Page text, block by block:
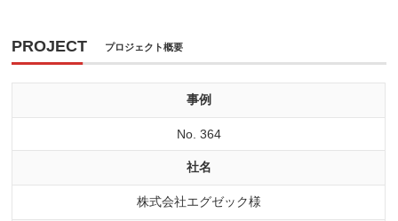
PROJECT プロジェクト概要
事例
No. 364
社名
株式会社エグゼック様